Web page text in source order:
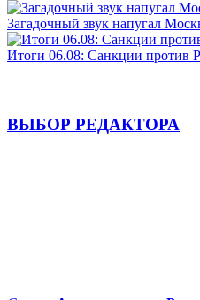
Загадочный звук напугал
Итоги 06.08: Санкции против
ВЫБОР РЕДАКТОРА